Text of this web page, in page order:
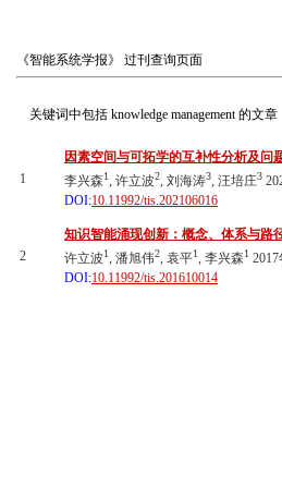
《智能系统学报》 过刊查询页面
关键词中包括 knowledge management的文章
1
因素空间与可拓学的互补性分析及问
李兴森1, 许立波2, 刘海涛3, 汪培庄3
DOI:10.11992/tis.202106016
2
知识智能涌现创新：概念、体系与路
许立波1, 潘旭伟2, 袁平1, 李兴森1
DOI:10.11992/tis.201610014